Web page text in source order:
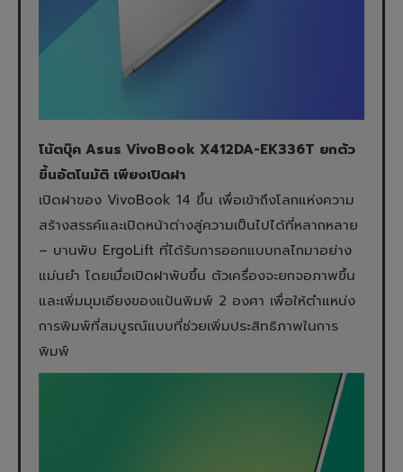
โน้ตบุ๊ค Asus VivoBook X412DA-EK336T ยกตัว
ขึ้นอัตโนมัติ เพียงเปิดฝา
เปิดฝาของ VivoBook 14 ขึ้น เพื่อเข้าถึงโลกแห่งความ
สร้างสรรค์และเปิดหน้าต่างสู่ความเป็นไปได้ที่หลากหลาย
– บานพับ ErgoLift ที่ได้รับการออกแบบกลไกมาอย่าง
แม่นยำ โดยเมื่อเปิดฝาพับขึ้น ตัวเครื่องจะยกจอภาพขึ้น
และเพิ่มมุมเอียงของแป้นพิมพ์ 2 องศา เพื่อให้ตำแหน่ง
การพิมพ์ที่สมบูรณ์แบบที่ช่วยเพิ่มประสิทธิภาพในการ
พิมพ์